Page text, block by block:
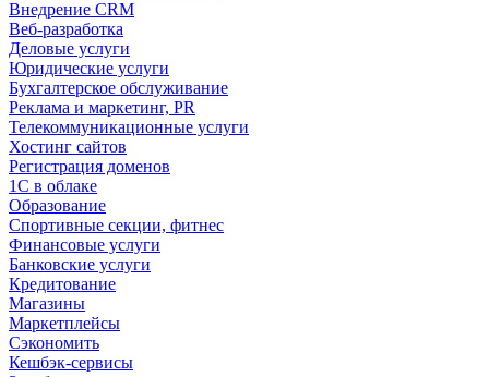
Внедрение CRM
Веб-разработка
Деловые услуги
Юридические услуги
Бухгалтерское обслуживание
Реклама и маркетинг, PR
Телекоммуникационные услуги
Хостинг сайтов
Регистрация доменов
1С в облаке
Образование
Спортивные секции, фитнес
Финансовые услуги
Банковские услуги
Кредитование
Магазины
Маркетплейсы
Сэкономить
Кешбэк-сервисы